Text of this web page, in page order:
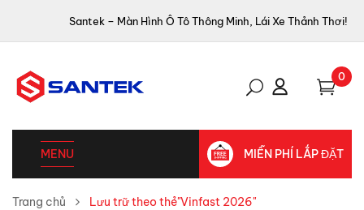
Santek – Màn Hình Ô Tô Thông Minh, Lái Xe Thảnh Thơi!
0
MENU MIỄN PHÍ LẮP ĐẶT
Trang chủ Lưu trữ theo thẻ"Vinfast 2026"